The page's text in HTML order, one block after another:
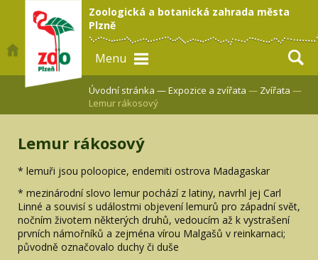
Zoologická a botanická zahrada města
Plzně
Menu
Úvodní stránka —Expozice a zvířata — Zvířata —
Lemur rákosový
Lemur rákosový
* lemuři jsou poloopice, endemiti ostrova Madagaskar
* mezinárodní slovo lemur pochází z latiny, navrhl jej Carl
Linné a souvisí s událostmi objevení lemurů pro západní svět,
nočním životem některých druhů, vedoucím až k vystrašení
prvních námořníků a zejména vírou Malgašů v reinkarnaci;
původně označovalo duchy či duše